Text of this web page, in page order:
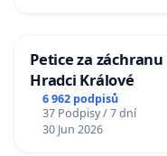
Petice za
Hradci Králové
6 962 podpisů
37 Podpisy / 7 dní
30 Jun 2026